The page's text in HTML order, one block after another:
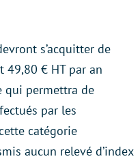
s’acquitter de
49,80 € HT par an
qui permettra de
par les
catégorie
aucun relevé d’index